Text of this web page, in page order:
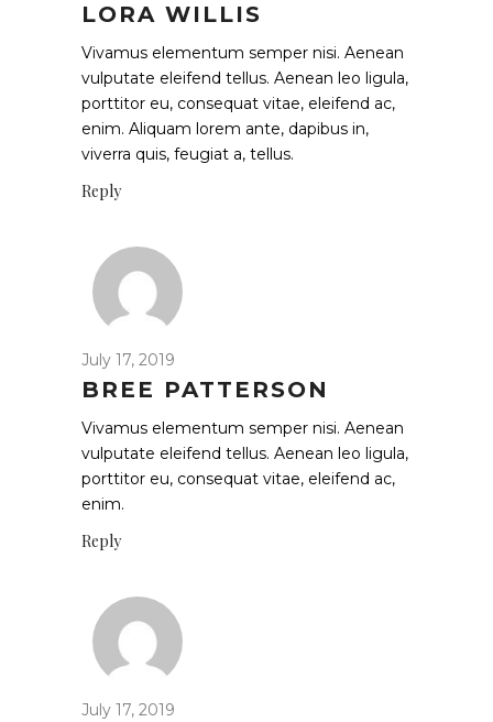
LORA WILLIS
Vivamus elementum semper nisi. Aenean
vulputate eleifend tellus. Aenean leo ligula,
porttitor eu, consequat vitae, eleifend ac,
enim. Aliquam lorem ante, dapibus in,
viverra quis, feugiat a, tellus.
Reply
July 17, 2019
BREE PATTERSON
Vivamus elementum semper nisi. Aenean
vulputate eleifend tellus. Aenean leo ligula,
porttitor eu, consequat vitae, eleifend ac,
enim.
Reply
July 17, 2019